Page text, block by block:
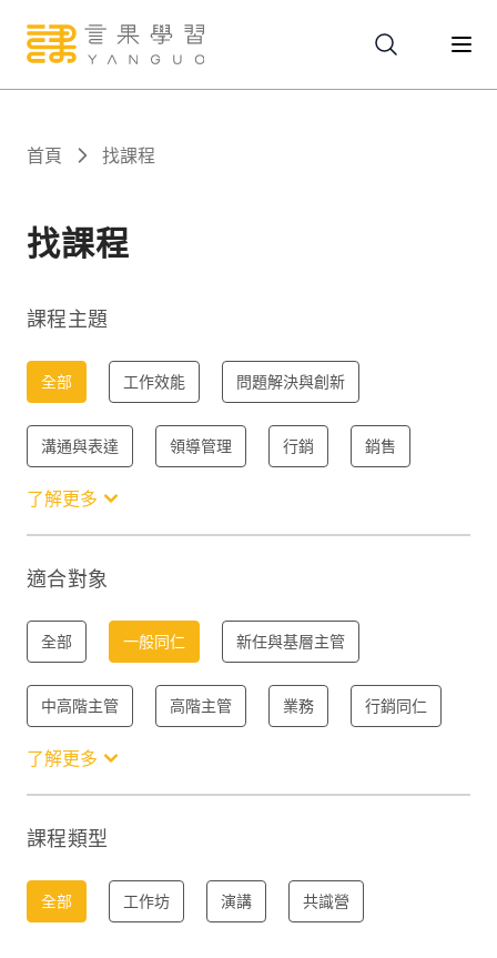
關於
報名
文章
首頁 找課程
找課程
課程主題
全部 工作效能 問題解決與創新
溝通與表達 領導管理 行銷 銷售
服務
了解更多
適合對象
全部 一般同仁 新任與基層主管
中高階主管 高階主管 業務 行銷同仁
服務同仁
了解更多
課程類型
全部 工作坊 演講 共識營